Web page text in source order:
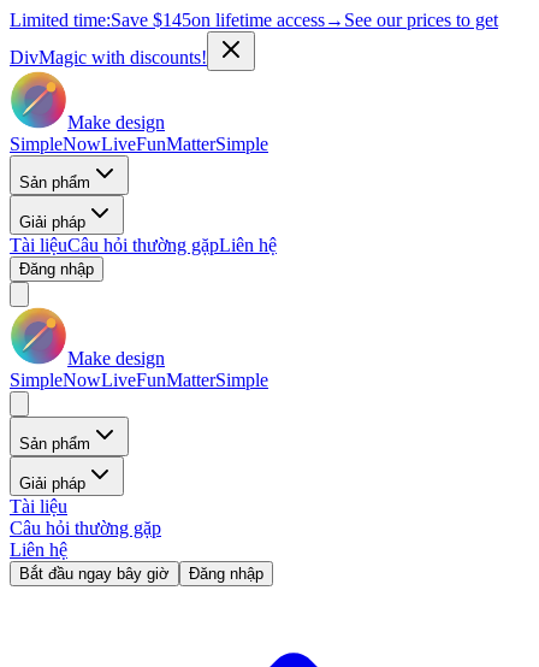
Limited time:Save $145on lifetime access→ See our prices to get
DivMagic with discounts!
Make design
SimpleNowLiveFunMatterSimple
Sản phẩm
Giải pháp
Tài liệuCâu hỏi thường gặpLiên hệ
Đăng nhập
Make design
SimpleNowLiveFunMatterSimple
Sản phẩm
Giải pháp
Tài liệu
Câu hỏi thường gặp
Liên hệ
Bắt đầu ngay bây giờ Đăng nhập